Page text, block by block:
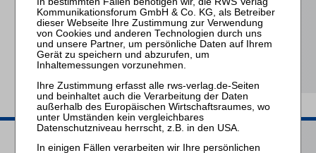
Kübler † / Bork / Prütting (Hrsg.)
HRI I – Handbuch
Restrukturierung vor der
Insolvenz
Passende Seminare